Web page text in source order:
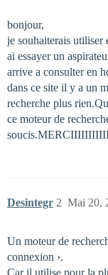
bonjour,
je souhaiterais utiliser
ai essayer un
arrive a consulter en
dans ce site il y a un
recherche plus
ce moteur de
Desintegr Mai 20,
2
Un moteur de
connexion ›.
Car il utilise pour la